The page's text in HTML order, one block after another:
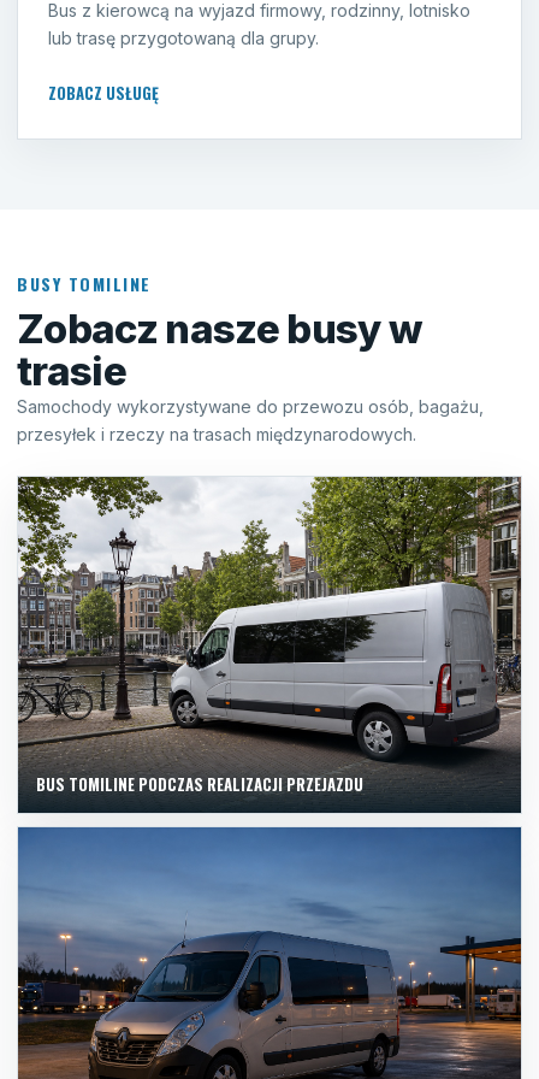
Bus z kierowcą na wyjazd firmowy, rodzinny, lotnisko
lub trasę przygotowaną dla grupy.
ZOBACZ USŁUGĘ
BUSY TOMILINE
Zobacz nasze busy w
trasie
Samochody wykorzystywane do przewozu osób, bagażu,
przesyłek i rzeczy na trasach międzynarodowych.
BUS TOMILINE PODCZAS REALIZACJI PRZEJAZDU